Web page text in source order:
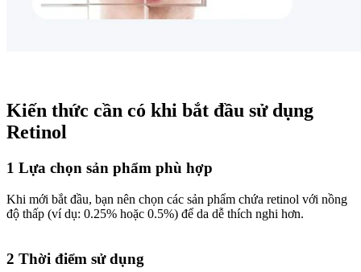
Kiến thức cần có khi bắt đầu sử dụng
Retinol
1 Lựa chọn sản phẩm phù hợp
Khi mới bắt đầu, bạn nên chọn các sản phẩm chứa retinol với nồng
độ thấp (ví dụ: 0.25% hoặc 0.5%) để da dễ thích nghi hơn.
2 Thời điểm sử dụng